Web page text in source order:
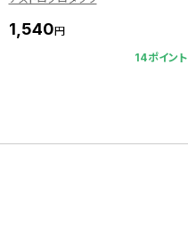
1,540円
14ポイント